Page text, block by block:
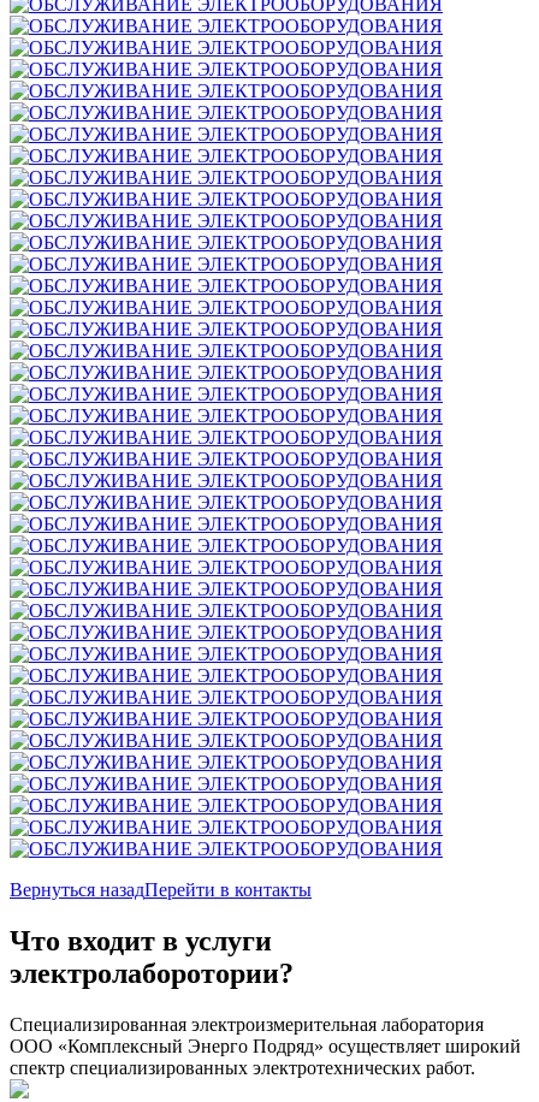
Вернуться назадПерейти в контакты
Что входит в услуги
электролаборотории?
Специализированная электроизмерительная лаборатория
ООО «Комплексный Энерго Подряд» осуществляет широкий
спектр специализированных электротехнических работ.